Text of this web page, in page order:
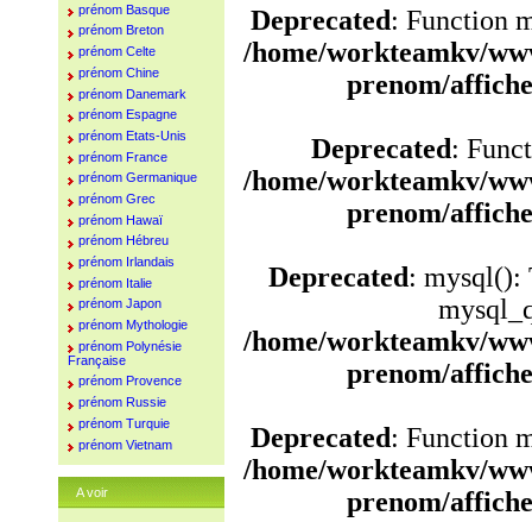
Deprecated: Function
/home/workteamkv/
prenom/
Deprecated:
/home/workteamkv/
prenom/
Deprecated: mysql():
/home/workteamkv/
prenom/
Deprecated: Function
/home/workteamkv/
prenom/
prénom Basque
prénom Breton
prénom Celte
prénom Chine
prénom Danemark
prénom Espagne
prénom Etats-Unis
prénom France
prénom Germanique
prénom Grec
prénom Hawaï
prénom Hébreu
prénom Irlandais
prénom Italie
prénom Japon
prénom Mythologie
prénom Polynésie
Française
prénom Provence
prénom Russie
prénom Turquie
prénom Vietnam
A voir